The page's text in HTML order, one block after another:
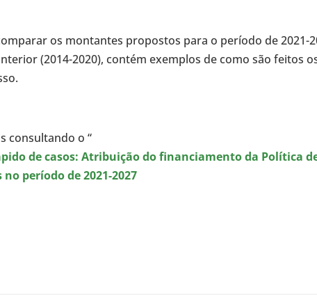
os montantes propostos para o período de 2021-
(2014-2020), contém exemplos de como são feitos
consultando o “
de casos: Atribuição do financiamento da Política
período de 2021-2027